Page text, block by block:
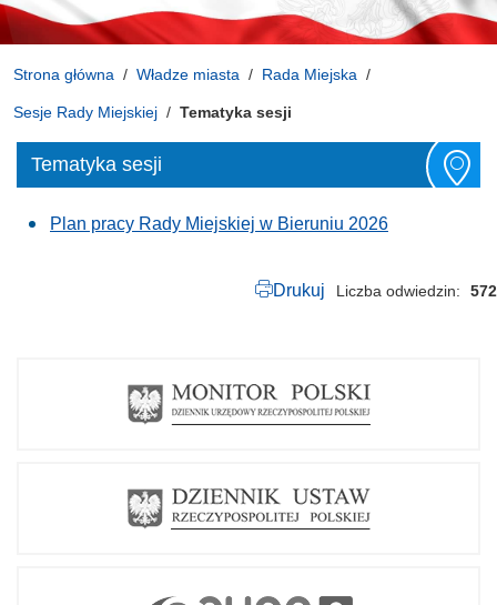
Strona główna Władze miasta Rada Miejska
Sesje Rady Miejskiej Tematyka sesji
Tematyka sesji
Plan pracy Rady Miejskiej w Bieruniu 2026
Drukuj Liczba odwiedzin 572